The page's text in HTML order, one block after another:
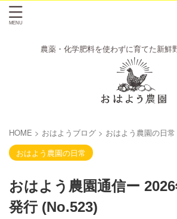
農薬・化学肥料を使わずに育てた新鮮
HOME > おはようブログ > おはよう農園の日常
おはよう農園の日常
おはよう農園通信ー 2026
発行 (No.523)